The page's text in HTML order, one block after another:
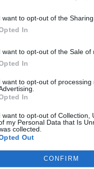
want to opt-out of the
In
want to opt-out of the Sale of
In
want to opt-out of
In
want to opt-out of Collection,
my Personal Data that Is
collected.
Out
CONFIRM